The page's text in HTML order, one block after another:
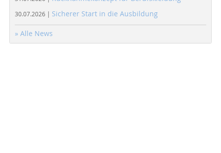
30.07.2026 | Sicherer Start in die Ausbildung
» Alle News